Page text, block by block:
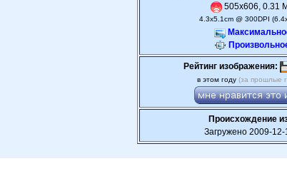
505x606, 0.31
4.3x5.1cm @ 300DPI
Рейтинг изображения:
в этом году (за прошлые
Происхождение
Загружено 2009-